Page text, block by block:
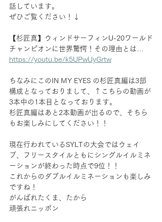
話しています。
ぜひご覧ください！↓
【杉匠真】ウィンドサーフィンU-20ワールド
チャンピオンに世界驚愕！その理由とは…
https://youtu.be/k5UPwUyGrtw
ちなみにこのIN MY EYES の杉匠真編は3部
構成となっておりまして、↑こちらの動画が
3本中の1本目となっております。
杉匠真編はあと2本動画が出るので、そちら
もお楽しみにしてください！！
現在行われているSYLTの大会ではウェイ
ブ、フリースタイルともにシングルイルミネ
ーションが終わった時点で9位！！
これからのダブルイルミネーションも楽しみ
ですね！
がんばれたくま、たから
頑張れニッポン